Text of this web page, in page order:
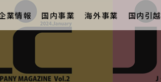
業情報 国内事業 海外事業 国内引越